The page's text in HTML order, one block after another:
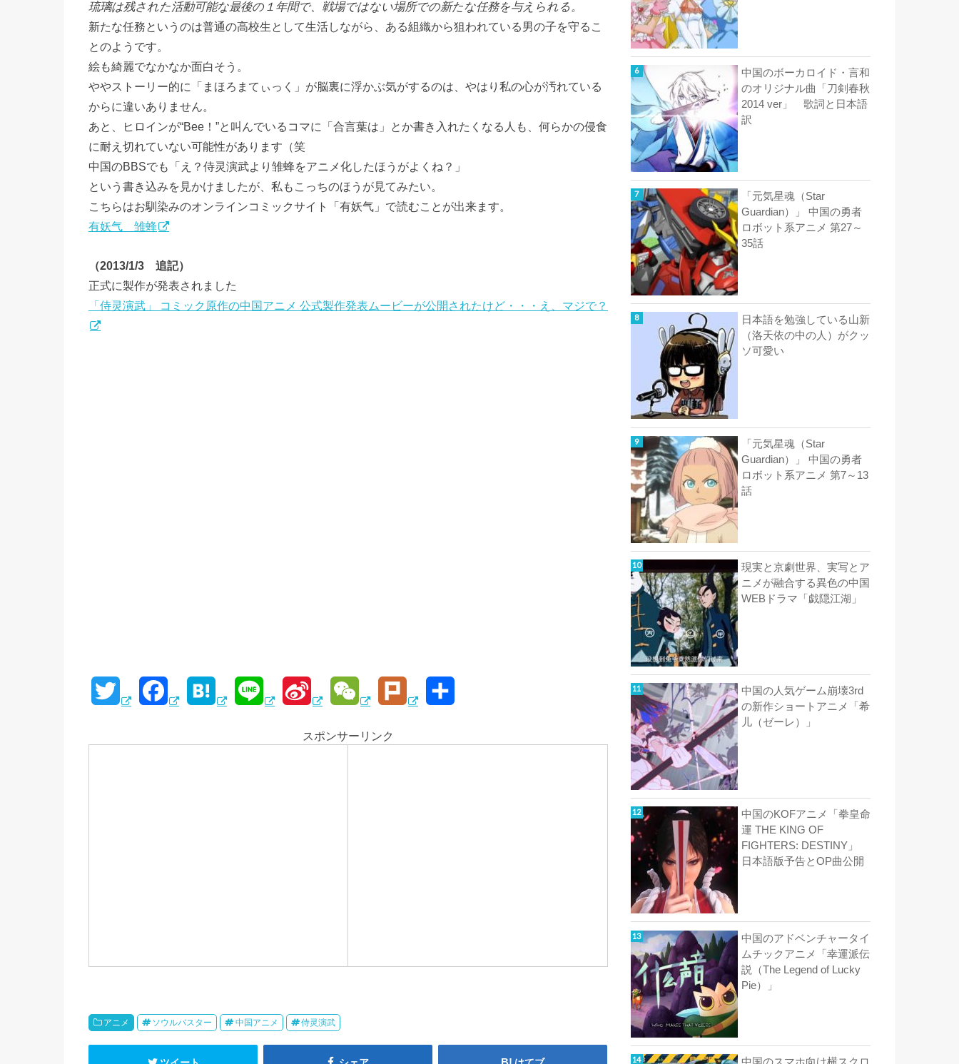
琉璃は残された活動可能な最後の１年間で、戦場ではない場所での新たな任務を与えられる。
新たな任務というのは普通の高校生として生活しながら、ある組織から狙われている男の子を守るこ
とのようです。
絵も綺麗でなかなか面白そう。
ややストーリー的に「まほろまてぃっく」が脳裏に浮かぶ気がするのは、やはり私の心が汚れている
からに違いありません。
あと、ヒロインが“Bee！”と叫んでいるコマに「合言葉は」とか書き入れたくなる人も、何らかの侵食
に耐え切れていない可能性があります（笑
中国のBBSでも「え？侍灵演武より雏蜂をアニメ化したほうがよくね？」
という書き込みを見かけましたが、私もこっちのほうが見てみたい。
こちらはお馴染みのオンラインコミックサイト「有妖气」で読むことが出来ます。
有妖气 雏蜂
（2013/1/3 追記）
正式に製作が発表されました
「侍灵演武」 コミック原作の中国アニメ 公式製作発表ムービーが公開されたけど・・・え、マジで？
i c t n n C u
スポンサーリンク
アニメ ソウルバスター 中国アニメ 侍灵演武
中国のボーカロイド・言和
のオリジナル曲「刀剣春秋
2014 ver」 歌詞と日本語
訳
「元気星魂（Star
Guardian）」 中国の勇者
ロボット系アニメ 第27～
35話
日本語を勉強している山新
（洛天依の中の人）がクッ
ソ可愛い
「元気星魂（Star
Guardian）」 中国の勇者
ロボット系アニメ 第7～13
話
現実と京劇世界、実写とア
ニメが融合する異色の中国
WEBドラマ「戯隠江湖」
中国の人気ゲーム崩壊3rd
の新作ショートアニメ「希
儿（ゼーレ）」
中国のKOFアニメ「拳皇命
運 THE KING OF
FIGHTERS: DESTINY」
日本語版予告とOP曲公開
中国のアドベンチャータイ
ムチックアニメ「幸運派伝
説（The Legend of Lucky
Pie）」
中国のスマホ向け横スクロ